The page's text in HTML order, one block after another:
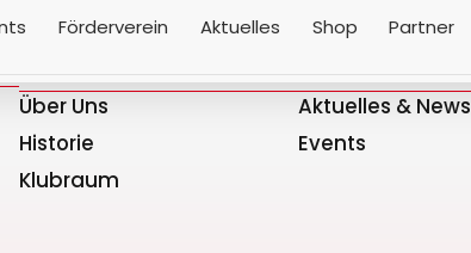
Förderverein Aktuelles Shop Partner
Über Uns
Historie
Klubraum
Aktuelles & News
Events